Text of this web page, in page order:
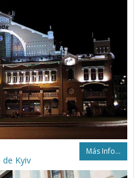
Más Info...
Kyiv